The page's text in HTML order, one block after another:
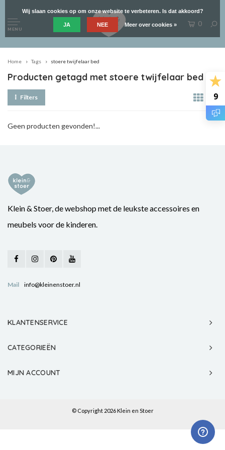
9
MENU
0
Home Tags stoere twijfelaar bed
Producten getagd met stoere twijfelaar bed
Filters
Geen producten gevonden!...
Klein & Stoer, de webshop met de leukste accessoires en
meubels voor de kinderen.
Mail info@kleinenstoer.nl
KLANTENSERVICE
CATEGORIEËN
MIJN ACCOUNT
© Copyright 2026 Klein en Stoer
Wij slaan cookies op om onze website te verbeteren. Is dat akkoord?
JA NEE Meer over cookies »